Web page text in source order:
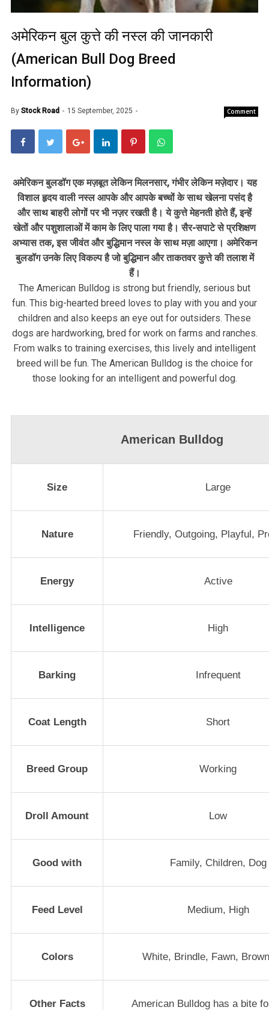
अमेरिकन बुल कुत्ते की नस्ल की जानकारी
(American Bull Dog Breed
Information)
By Stock Road 15 September, 2025 Comment
अमेरिकन बुलडॉग एक मज़बूत लेकिन मिलनसार, गंभीर लेकिन मज़ेदार। यह
विशाल हृदय वाली नस्ल आपके और आपके बच्चों के साथ खेलना पसंद है
और साथ बाहरी लोगों पर भी नज़र रखती है। ये कुत्ते मेहनती होते हैं, इन्हें
खेतों और पशुशालाओं में काम के लिए पाला गया है। सैर-सपाटे से प्रशिक्षण
अभ्यास तक, इस जीवंत और बुद्धिमान नस्ल के साथ मज़ा आएगा। अमेरिकन
बुलडॉग उनके लिए विकल्प है जो बुद्धिमान और ताकतवर कुत्ते की तलाश में
हैं।
The American Bulldog is strong but friendly, serious but
fun. This big-hearted breed loves to play with you and your
children and also keeps an eye out for outsiders. These
dogs are hardworking, bred for work on farms and ranches.
From walks to training exercises, this lively and intelligent
breed will be fun. The American Bulldog is the choice for
those looking for an intelligent and powerful dog.
American Bulldog
Size Large
Nature Friendly, Outgoing, Playful,
Energy Active
Intelligence High
Barking Infrequent
Coat Length Short
Breed Group Working
Droll Amount Low
Good with Family, Children, Dog
Feed Level Medium, High
Colors White, Brindle, Fawn,
Other Facts American Bulldog has a bite